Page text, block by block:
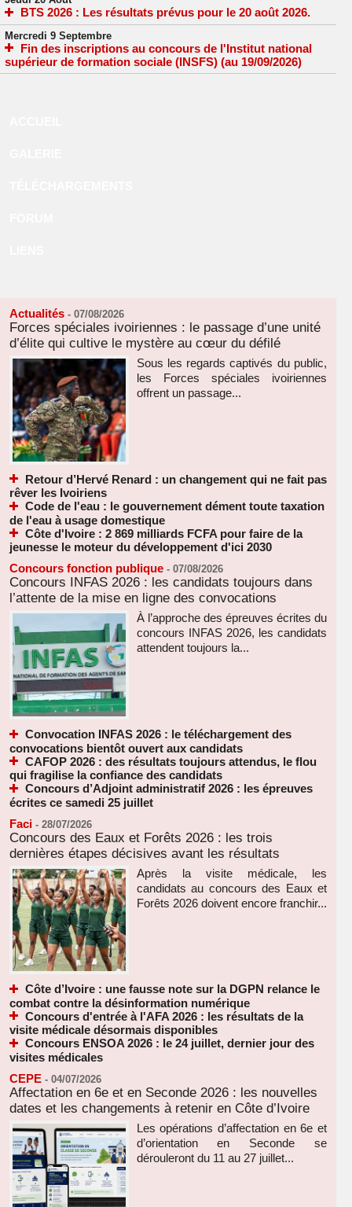
BTS 2026 : Les résultats prévus pour le 20 août 2026.
Mercredi 9 Septembre
Fin des inscriptions au concours de l'Institut national
supérieur de formation sociale (INSFS) (au 19/09/2026)
Actualités - 07/08/2026
Forces spéciales ivoiriennes : le passage d’une unité
d’élite qui cultive le mystère au cœur du défilé
Sous les regards captivés du public,
les Forces spéciales ivoiriennes
offrent un passage...
Retour d’Hervé Renard : un changement qui ne fait pas
rêver les Ivoiriens
Code de l'eau : le gouvernement dément toute taxation
de l'eau à usage domestique
Côte d'Ivoire : 2 869 milliards FCFA pour faire de la
jeunesse le moteur du développement d'ici 2030
Concours fonction publique - 07/08/2026
Concours INFAS 2026 : les candidats toujours dans
l’attente de la mise en ligne des convocations
À l’approche des épreuves écrites du
concours INFAS 2026, les candidats
attendent toujours la...
Convocation INFAS 2026 : le téléchargement des
convocations bientôt ouvert aux candidats
CAFOP 2026 : des résultats toujours attendus, le flou
qui fragilise la confiance des candidats
Concours d’Adjoint administratif 2026 : les épreuves
écrites ce samedi 25 juillet
Faci - 28/07/2026
Concours des Eaux et Forêts 2026 : les trois
dernières étapes décisives avant les résultats
Après la visite médicale, les
candidats au concours des Eaux et
Forêts 2026 doivent encore franchir...
Côte d’Ivoire : une fausse note sur la DGPN relance le
combat contre la désinformation numérique
Concours d'entrée à l'AFA 2026 : les résultats de la
visite médicale désormais disponibles
Concours ENSOA 2026 : le 24 juillet, dernier jour des
visites médicales
CEPE - 04/07/2026
Affectation en 6e et en Seconde 2026 : les nouvelles
dates et les changements à retenir en Côte d’Ivoire
Les opérations d’affectation en 6e et
d’orientation en Seconde se
dérouleront du 11 au 27 juillet...